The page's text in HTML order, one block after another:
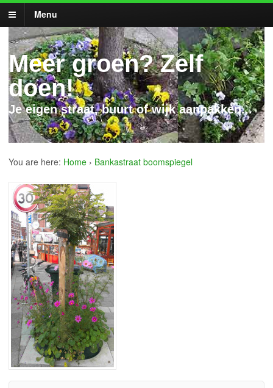
Menu
Meer groen? Zelf
doen!
Je eigen straat, buurt of wijk aanpakken...
You are here: Home › Bankastraat boomspiegel